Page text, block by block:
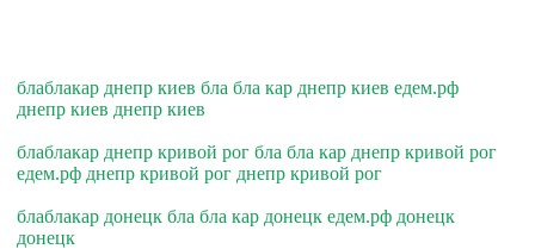
блаблакар днепр киев бла бла кар днепр киев едем.рф
днепр киев днепр киев
блаблакар днепр кривой рог бла бла кар днепр кривой рог
едем.рф днепр кривой рог днепр кривой рог
блаблакар донецк бла бла кар донецк едем.рф донецк
донецк